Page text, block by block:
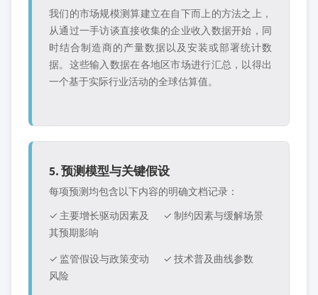
我们的市场规模测算建立在自下而上的方法之上，
从通过一手访谈直接收集的企业收入数据开始，同
时结合制造商的产量数据以及安装或部署统计数
据。这些输入数据在各地区市场进行汇总，以得出
一个基于实际行业活动的全球估算值。
5. 预测模型与关键假设
每项预测均包含以下内容的明确文档记录：
✓ 主要增长驱动因素及
其预期影响
✓ 制约因素与缓解场景
✓ 监管假设与政策变动
风险
✓ 技术普及曲线参数